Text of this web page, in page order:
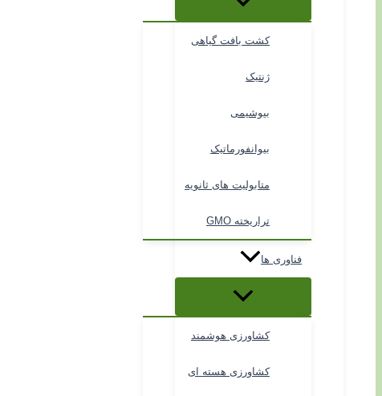
کشت بافت گیاهی
ژنتیک
بیوشیمی
بیوانفورماتیک
متابولیت های ثانویه
تراریخته GMO
فناوری ها
کشاورزی هوشمند
کشاورزی هسته ای